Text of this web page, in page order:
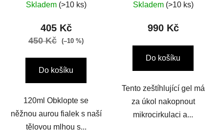
Skladem (>10 ks)
405 Kč
450 Kč (–10 %)
Do košíku
120ml Obklopte se
něžnou aurou fialek s naší
tělovou mlhou s...
Skladem (>10 ks)
990 Kč
Do košíku
Tento zeštíhlující gel má
za úkol nakopnout
mikrocirkulaci a...